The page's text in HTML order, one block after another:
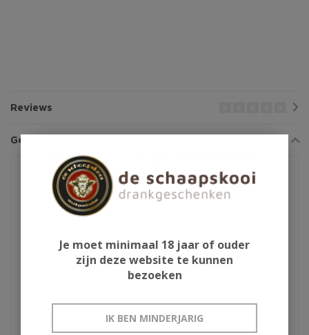
Reviews
Gerelateerde producten
Schlaapmutske uit
Je moet minimaal 18 jaar of ouder
zijn deze website te kunnen
bezoeken
IK BEN MINDERJARIG